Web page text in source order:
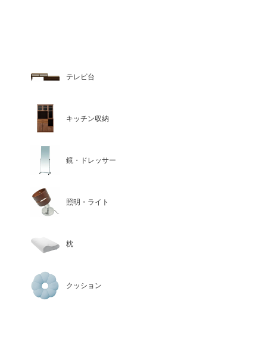
テレビ台
キッチン収納
鏡・ドレッサー
照明・ライト
枕
クッション